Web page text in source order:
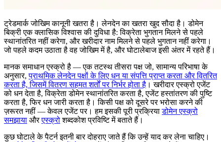
ट्रेडमार्क जोखिम कानूनी खतरा है। लेनदेन का खतरा खुद सौदा है। डोमेन
बिक्री एक क्लासिक विश्वास की दुविधा है: विक्रेता भुगतान मिलने से पहले
स्थानांतरित नहीं करेगा, और खरीदार नाम मिलने से पहले भुगतान नहीं करेगा।
जो पहले कदम उठाता है वह जोखिम में है, और घोटालेबाज इसी अंतर में रहते हैं।
मानक समाधान एस्क्रो है — एक तटस्थ तीसरा पक्ष जो, सामान्य परिभाषा के
अनुसार,प्राथमिक लेनदेन पक्षों के लिए धन या संपत्ति प्राप्त करता और वितरित
करता है, जिसमें वितरण सहमत शर्तों पर निर्भर होता है । खरीदार एस्क्रो एजेंट
को धन देता है, विक्रेता डोमेन स्थानांतरित करता है, एजेंट हस्तांतरण की पुष्टि
करता है, फिर धन जारी करता है। किसी पक्ष को दूसरे पर भरोसा करने की
ज़रूरत नहीं — केवल एजेंट पर। हम इसकी पूरी प्रक्रियाडोमेन एस्क्रो
समझाया औरएस्क्रोशब्दकोश प्रविष्टि में बताते हैं।
कुछ घोटाले के पैटर्न इतनी बार दोहराए जाते हैं कि उन्हें याद कर लेना चाहिए।